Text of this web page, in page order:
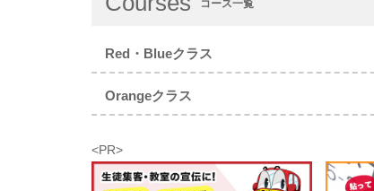
コース一覧
Red・Blueクラス
Orangeクラス
<PR>